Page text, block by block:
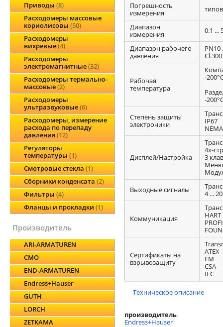
Приводы 8
Расходомеры массовые
кориолисовы 50
Расходомеры
вихревые 4
Расходомеры
электромагнитные 32
Расходомеры термально-
массовые 2
Расходомеры
ультразвуковые 6
Расходомеры, измерение
расхода по перепаду
давления 12
Регуляторы
температуры 1
Смотровые стекла 1
Сборники конденсата 2
Фильтры 4
Фланцы и прокладки 1
производитель
ARI-ARMATUREN
CMO
END-ARMATUREN
Endress+Hauser
GUTH
LORCH
ZETKAMA
Погрешность
измерения
Диапазон
измерения
0.1 ...
Диапазон рабочего
давления
PN10
Рабочая
температура
-
-
Степень защиты
электроники
IP67
Дисплей/Настройка
4х-
3
Меню
Выходные сигналы
4 ...
Коммуникация
HART
Сертификаты на
взрывозащиту
ATEX
FM
CSA
IEC
Техническое описание
производитель
Endress+Hauser